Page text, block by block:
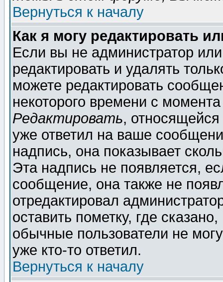
Вернуться к началу
Как я могу редактировать
Если вы не администратор
редактировать и удалять
можете редактировать
некоторого времени с
Редактировать,
уже ответил на ваше
надпись, она показывает
Эта надпись не появляется,
сообщение, она также не
отредактировал
оставить пометку, где
обычные пользователи не
уже кто-то ответил.
Вернуться к началу